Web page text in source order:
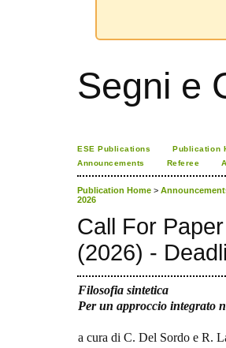
Segni e
ESE Publications Publication
Announcements
Referee
Publication Home >
2026
Call For
(2026) -
Filosofia sintetica
Per un approccio integrato
a cura di C. Del Sordo e R.